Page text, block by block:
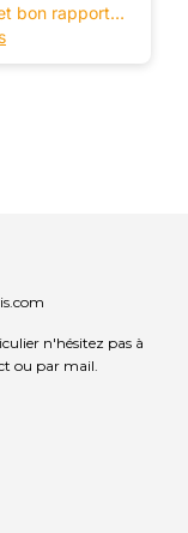
bon rapport
n'hésitez pas à
ou par mail.